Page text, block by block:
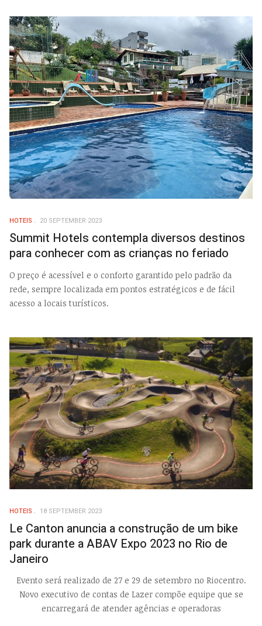
HOTEIS 20 SEPTEMBER 2023
Summit Hotels contempla diversos destinos
para conhecer com as crianças no feriado
O preço é acessível e o conforto garantido pelo padrão da
rede, sempre localizada em pontos estratégicos e de fácil
acesso a locais turísticos.
HOTEIS 18 SEPTEMBER 2023
Le Canton anuncia a construção de um bike
park durante a ABAV Expo 2023 no Rio de
Janeiro
Evento será realizado de 27 e 29 de setembro no Riocentro.
Novo executivo de contas de Lazer compõe equipe que se
encarregará de atender agências e operadoras